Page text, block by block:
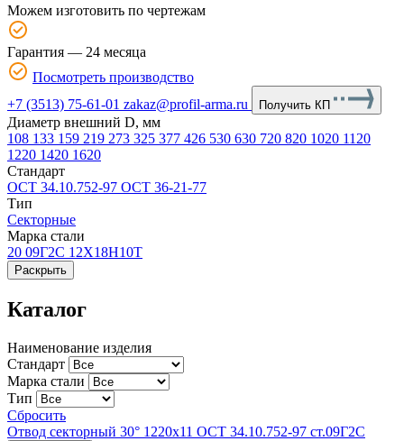
Можем изготовить по чертежам
Гарантия — 24 месяца
Посмотреть производство
+7 (3513) 75-61-01 zakaz@profil-arma.ru Получить КП
Диаметр внешний D, мм
108 133 159 219 273 325 377 426 530 630 720 820 1020 1120
1220 1420 1620
Стандарт
ОСТ 34.10.752-97 ОСТ 36-21-77
Тип
Секторные
Марка стали
20 09Г2С 12Х18Н10Т
Раскрыть
Каталог
Наименование изделия
Стандарт
Марка стали
Тип
Сбросить
Отвод секторный 30° 1220x11 ОСТ 34.10.752-97 ст.09Г2С